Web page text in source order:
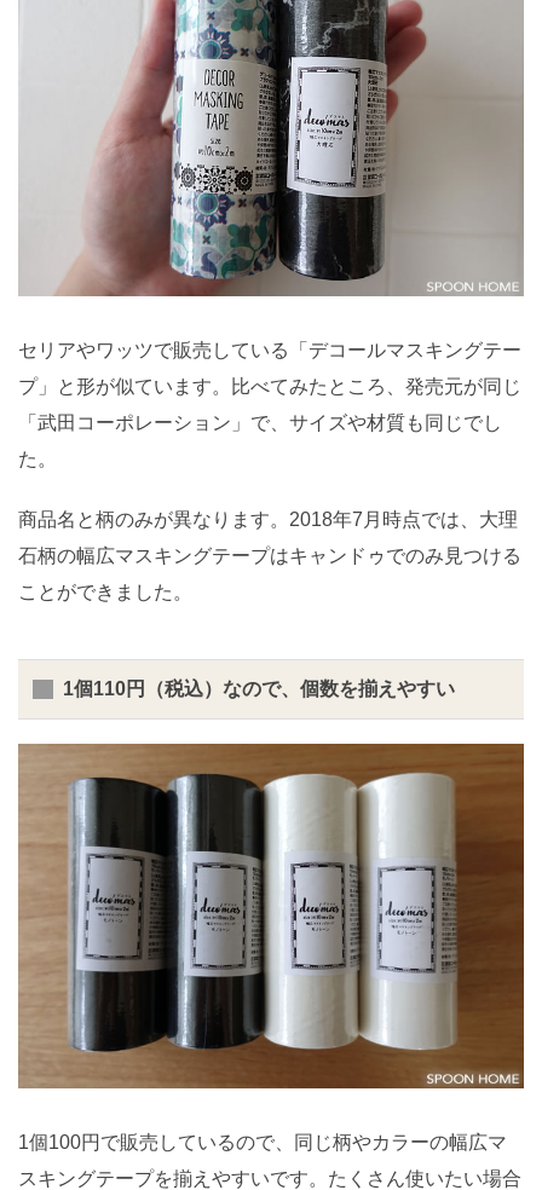
セリアやワッツで販売している「デコールマスキングテー
プ」と形が似ています。比べてみたところ、発売元が同じ
「武田コーポレーション」で、サイズや材質も同じでし
た。
商品名と柄のみが異なります。2018年7月時点では、大理
石柄の幅広マスキングテープはキャンドゥでのみ見つける
ことができました。
1個110円（税込）なので、個数を揃えやすい
1個100円で販売しているので、同じ柄やカラーの幅広マ
スキングテープを揃えやすいです。たくさん使いたい場合